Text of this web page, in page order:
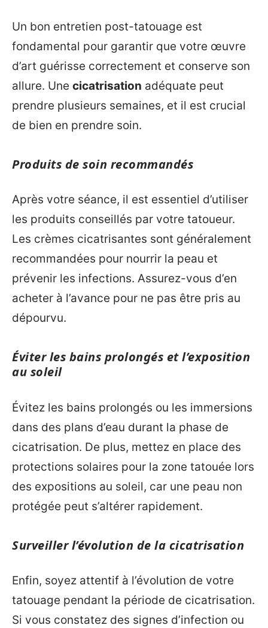
Un bon entretien post-tatouage est
fondamental pour garantir que votre œuvre
d’art guérisse correctement et conserve son
allure. Une cicatrisation adéquate peut
prendre plusieurs semaines, et il est crucial
de bien en prendre soin.
Produits de soin recommandés
Après votre séance, il est essentiel d’utiliser
les produits conseillés par votre tatoueur.
Les crèmes cicatrisantes sont généralement
recommandées pour nourrir la peau et
prévenir les infections. Assurez-vous d’en
acheter à l’avance pour ne pas être pris au
dépourvu.
Éviter les bains prolongés et l’exposition
au soleil
Évitez les bains prolongés ou les immersions
dans des plans d’eau durant la phase de
cicatrisation. De plus, mettez en place des
protections solaires pour la zone tatouée lors
des expositions au soleil, car une peau non
protégée peut s’altérer rapidement.
Surveiller l’évolution de la cicatrisation
Enfin, soyez attentif à l’évolution de votre
tatouage pendant la période de cicatrisation.
Si vous constatez des signes d’infection ou